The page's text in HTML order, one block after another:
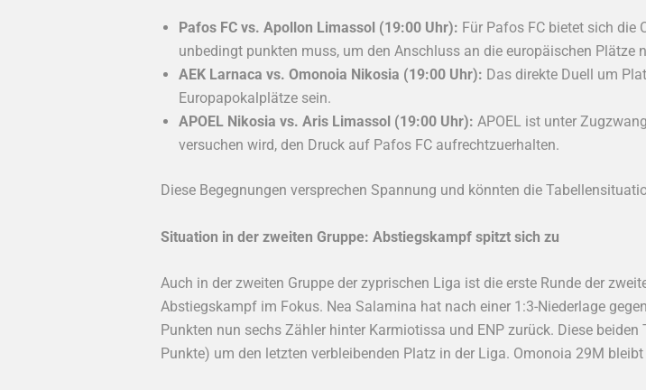
Pafos FC vs. Apollon Limassol (19:00 Uhr): Für Pafos FC bietet sich die
unbedingt punkten muss, um den Anschluss an die europäischen Plätze
AEK Larnaca vs. Omonoia Nikosia (19:00 Uhr): Das direkte Duell um
Europapokalplätze sein.
APOEL Nikosia vs. Aris Limassol (19:00 Uhr): APOEL ist unter
versuchen wird, den Druck auf Pafos FC aufrechtzuerhalten.
Diese Begegnungen versprechen Spannung und könnten die
Situation in der zweiten Gruppe: Abstiegskampf spitzt sich zu
Auch in der zweiten Gruppe der zyprischen Liga ist die erste Runde der
Abstiegskampf im Fokus. Nea Salamina hat nach einer 1:3-Niederlage
Punkten nun sechs Zähler hinter Karmiotissa und ENP zurück. Diese
Punkte) um den letzten verbleibenden Platz in der Liga. Omonoia 29M